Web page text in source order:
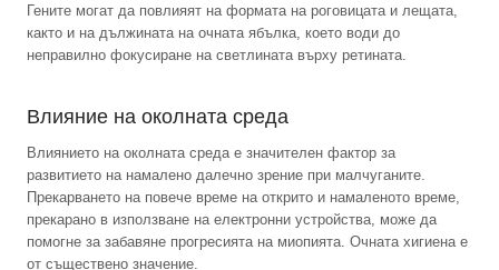
Гените могат да повлияят на формата на роговицата и лещата,
както и на дължината на очната ябълка, което води до
неправилно фокусиране на светлината върху ретината.
Влияние на околната среда
Влиянието на околната среда е значителен фактор за
развитието на намалено далечно зрение при малчуганите.
Прекарването на повече време на открито и намаленото време,
прекарано в използване на електронни устройства, може да
помогне за забавяне прогресията на миопията. Очната хигиена е
от съществено значение.